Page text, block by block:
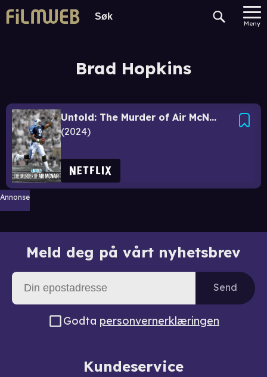
Meny
Brad Hopkins
Untold: The Murder of Air McNair
2024
Annonse
Meld deg på vårt nyhetsbrev
Send
Godta personvernerklæringen
Kundeservice